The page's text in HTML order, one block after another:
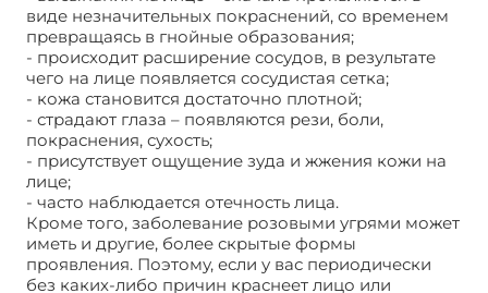
виде незначительных покраснений, со временем
превращаясь в гнойные образования;
- происходит расширение сосудов, в результате
чего на лице появляется сосудистая сетка;
- кожа становится достаточно плотной;
- страдают глаза – появляются рези, боли,
покраснения, сухость;
- присутствует ощущение зуда и жжения кожи на
лице;
- часто наблюдается отечность лица.
Кроме того, заболевание розовыми угрями может
иметь и другие, более скрытые формы
проявления. Поэтому, если у вас периодически
без каких-либо причин краснеет лицо или